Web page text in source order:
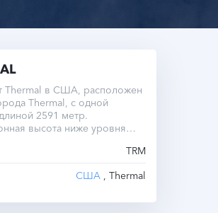
Thermal в США, расположен
Thermal, с одной
2591 метр.
высота ниже уровня
TRM
США , Thermal